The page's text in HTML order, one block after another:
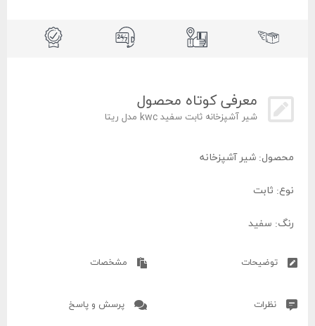
معرفی کوتاه محصول
شیر آشپزخانه ثابت سفید kwc مدل ریتا
محصول: شیر آشپزخانه
نوع: ثابت
رنگ: سفید
برند: kwcتوضیحات مشخصات
نظرات پرسش و پاسخ